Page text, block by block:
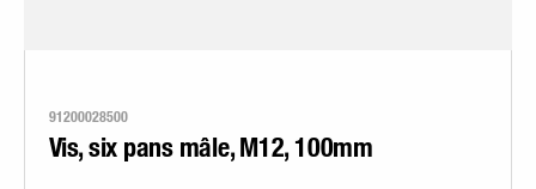
91200028500
Vis, six pans mâle, M12, 100mm